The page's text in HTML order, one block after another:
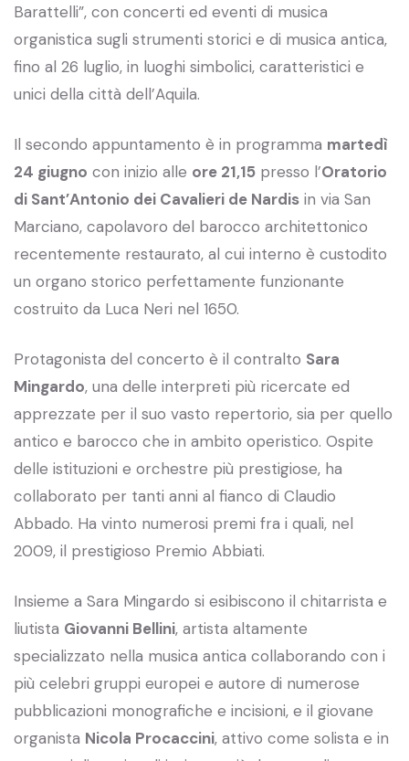
Barattelli”, con concerti ed eventi di musica
organistica sugli strumenti storici e di musica antica,
fino al 26 luglio, in luoghi simbolici, caratteristici e
unici della città dell’Aquila.
Il secondo appuntamento è in programma martedì
24 giugno con inizio alle ore 21,15 presso l’Oratorio
di Sant’Antonio dei Cavalieri de Nardis in via San
Marciano, capolavoro del barocco architettonico
recentemente restaurato, al cui interno è custodito
un organo storico perfettamente funzionante
costruito da Luca Neri nel 1650.
Protagonista del concerto è il contralto Sara
Mingardo, una delle interpreti più ricercate ed
apprezzate per il suo vasto repertorio, sia per quello
antico e barocco che in ambito operistico. Ospite
delle istituzioni e orchestre più prestigiose, ha
collaborato per tanti anni al fianco di Claudio
Abbado. Ha vinto numerosi premi fra i quali, nel
2009, il prestigioso Premio Abbiati.
Insieme a Sara Mingardo si esibiscono il chitarrista e
liutista Giovanni Bellini, artista altamente
specializzato nella musica antica collaborando con i
più celebri gruppi europei e autore di numerose
pubblicazioni monografiche e incisioni, e il giovane
organista Nicola Procaccini, attivo come solista e in